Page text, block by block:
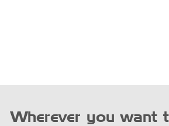
Wherever you want